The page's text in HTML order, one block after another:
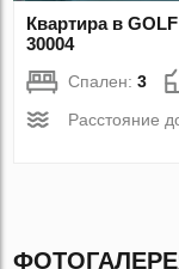
Квартира в
30004
Спален:3
Расстояние